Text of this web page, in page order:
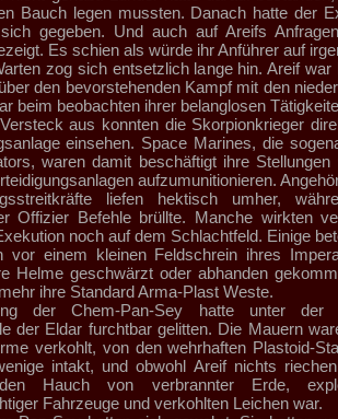
Bauch legen mussten. Danach hatte der
gegeben. Und auch auf Areifs
Es schien als würde ihr Anführer auf
zog sich entsetzlich lange hin. Areif war
den bevorstehenden Kampf mit den
beim beobachten ihrer belanglosen
aus konnten die Skorpionkrieger
einsehen. Space Marines, die
waren damit beschäftigt ihre Stellungen
aufzumunitionieren.
liefen hektisch umher,
Offizier Befehle brüllte. Manche wirkten
noch auf dem Schlachtfeld. Einige
vor einem kleinen Feldschrein ihres
Helme geschwärzt oder abhanden
ihre Standard Arma-Plast Weste.
der Chem-Pan-Sey hatte unter der
der Eldar furchtbar gelitten. Die Mauern
verkohlt, von den wehrhaften Plastoid-
intakt, und obwohl Areif nichts
Hauch von verbrannter Erde,
Fahrzeuge und verkohlten Leichen war.